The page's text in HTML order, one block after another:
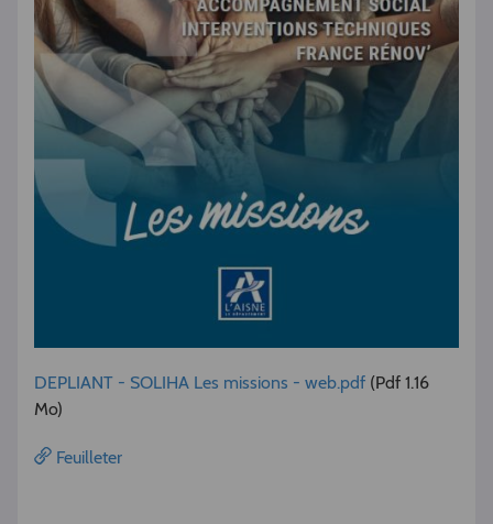
DEPLIANT - SOLIHA Les missions - web.pdf (Pdf 1.16
Mo)
Feuilleter